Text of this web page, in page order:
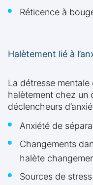
Réticence à
Halètement lié à
La détresse
halètement chez un
déclencheurs
Anxiété de
Changements
halète
Sources de